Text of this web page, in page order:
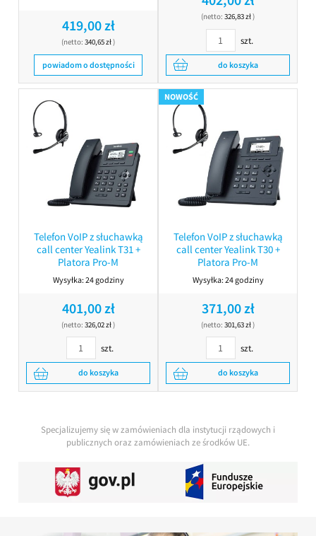
419,00 zł
(netto: 340,65 zł)
powiadom o dostępności
(netto: 326,83 zł)
szt.
do koszyka
Telefon VoIP z słuchawką
call center Yealink T31 +
Platora Pro-M
Wysyłka:24 godziny
401,00 zł
(netto: 326,02 zł)
szt.
do koszyka
Telefon VoIP z słuchawką
call center Yealink T30 +
Platora Pro-M
Wysyłka:24 godziny
371,00 zł
(netto: 301,63 zł)
szt.
do koszyka
NOWOŚĆ
Specjalizujemy się w zamówieniach dla instytucji rządowych i
publicznych oraz zamówieniach ze środków UE.